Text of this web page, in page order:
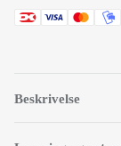
Beskrivelse